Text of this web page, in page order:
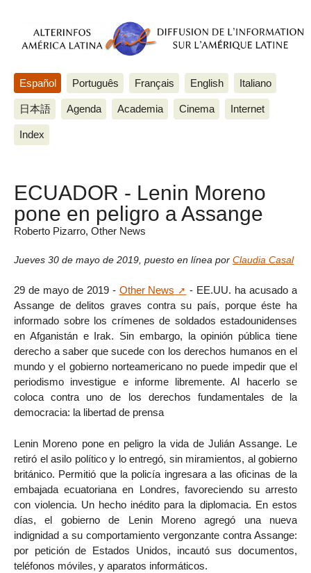
Español Português Français English Italiano
日本語 Agenda Academia Cinema Internet
Index
ECUADOR - Lenin Moreno
pone en peligro a Assange
Roberto Pizarro, Other News
Jueves 30 de mayo de 2019 puesto en línea por Claudia Casal
29 de mayo de 2019 - Other News
- EE.UU. ha acusado a
Assange de delitos graves contra su país, porque éste ha
informado sobre los crímenes de soldados estadounidenses
en Afganistán e Irak. Sin embargo, la opinión pública tiene
derecho a saber que sucede con los derechos humanos en el
mundo y el gobierno norteamericano no puede impedir que el
periodismo investigue e informe libremente. Al hacerlo se
coloca contra uno de los derechos fundamentales de la
democracia: la libertad de prensa
Lenin Moreno pone en peligro la vida de Julián Assange. Le
retiró el asilo político y lo entregó, sin miramientos, al gobierno
británico. Permitió que la policía ingresara a las oficinas de la
embajada ecuatoriana en Londres, favoreciendo su arresto
con violencia. Un hecho inédito para la diplomacia. En estos
días, el gobierno de Lenin Moreno agregó una nueva
indignidad a su comportamiento vergonzante contra Assange:
por petición de Estados Unidos, incautó sus documentos,
teléfonos móviles, y aparatos informáticos.